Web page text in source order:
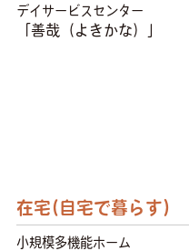
デイサービスセンター
「善哉（よきかな）」
在宅(自宅で暮らす)
小規模多機能ホーム